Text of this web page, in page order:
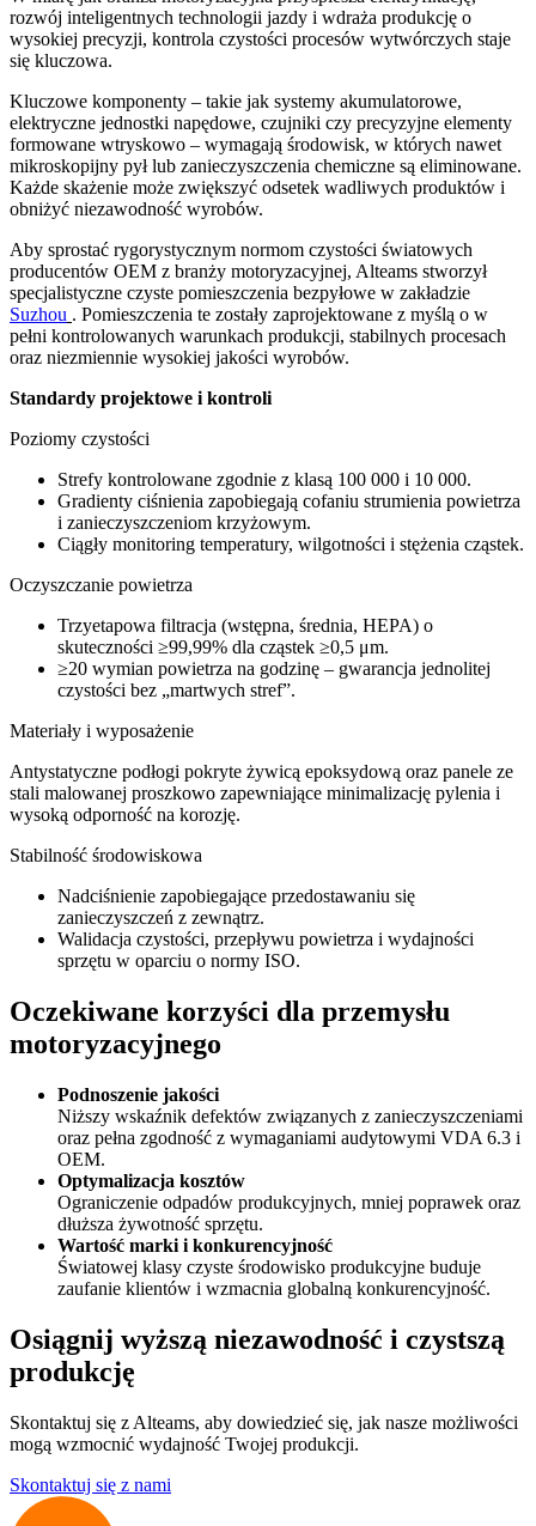
rozwój inteligentnych technologii jazdy i wdraża produkcję o
wysokiej precyzji, kontrola czystości procesów wytwórczych staje
się kluczowa.
Kluczowe komponenty – takie jak systemy akumulatorowe,
elektryczne jednostki napędowe, czujniki czy precyzyjne elementy
formowane wtryskowo – wymagają środowisk, w których nawet
mikroskopijny pył lub zanieczyszczenia chemiczne są eliminowane.
Każde skażenie może zwiększyć odsetek wadliwych produktów i
obniżyć niezawodność wyrobów.
Aby sprostać rygorystycznym normom czystości światowych
producentów OEM z branży motoryzacyjnej, Alteams stworzył
specjalistyczne czyste pomieszczenia bezpyłowe w zakładzie
Suzhou . Pomieszczenia te zostały zaprojektowane z myślą o w
pełni kontrolowanych warunkach produkcji, stabilnych procesach
oraz niezmiennie wysokiej jakości wyrobów.
Standardy projektowe i kontroli
Poziomy czystości
Strefy kontrolowane zgodnie z klasą 100 000 i 10 000.
Gradienty ciśnienia zapobiegają cofaniu strumienia powietrza
i zanieczyszczeniom krzyżowym.
Ciągły monitoring temperatury, wilgotności i stężenia cząstek.
Oczyszczanie powietrza
Trzyetapowa filtracja (wstępna, średnia, HEPA) o
skuteczności ≥99,99% dla cząstek ≥0,5 μm.
≥20 wymian powietrza na godzinę – gwarancja jednolitej
czystości bez „martwych stref”.
Materiały i wyposażenie
Antystatyczne podłogi pokryte żywicą epoksydową oraz panele ze
stali malowanej proszkowo zapewniające minimalizację pylenia i
wysoką odporność na korozję.
Stabilność środowiskowa
Nadciśnienie zapobiegające przedostawaniu się
zanieczyszczeń z zewnątrz.
Walidacja czystości, przepływu powietrza i wydajności
sprzętu w oparciu o normy ISO.
Oczekiwane korzyści dla przemysłu
motoryzacyjnego
Podnoszenie jakości
Niższy wskaźnik defektów związanych z zanieczyszczeniami
oraz pełna zgodność z wymaganiami audytowymi VDA 6.3 i
OEM.
Optymalizacja kosztów
Ograniczenie odpadów produkcyjnych, mniej poprawek oraz
dłuższa żywotność sprzętu.
Wartość marki i konkurencyjność
Światowej klasy czyste środowisko produkcyjne buduje
zaufanie klientów i wzmacnia globalną konkurencyjność.
Osiągnij wyższą niezawodność i czystszą
produkcję
Skontaktuj się z Alteams, aby dowiedzieć się, jak nasze możliwości
mogą wzmocnić wydajność Twojej produkcji.
Skontaktuj się z nami